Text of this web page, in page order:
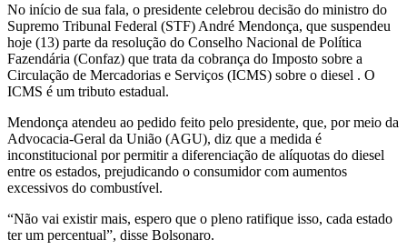
No início de sua fala, o presidente celebrou decisão do ministro do
Supremo Tribunal Federal (STF) André Mendonça, que suspendeu
hoje (13) parte da resolução do Conselho Nacional de Política
Fazendária (Confaz) que trata da cobrança do Imposto sobre a
Circulação de Mercadorias e Serviços (ICMS) sobre o diesel . O
ICMS é um tributo estadual.
Mendonça atendeu ao pedido feito pelo presidente, que, por meio da
Advocacia-Geral da União (AGU), diz que a medida é
inconstitucional por permitir a diferenciação de alíquotas do diesel
entre os estados, prejudicando o consumidor com aumentos
excessivos do combustível.
“Não vai existir mais, espero que o pleno ratifique isso, cada estado
ter um percentual”, disse Bolsonaro.